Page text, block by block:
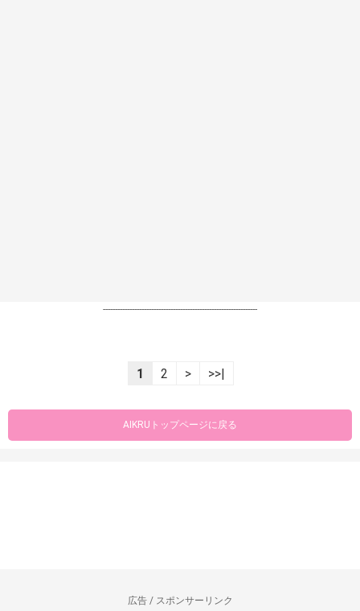
----------------------------------------------------------------
1 2 > >>|
AIKRUトップページに戻る
広告 / スポンサーリンク